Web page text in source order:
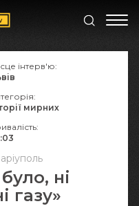
ні
газу»
інтерв'ю:
мирних